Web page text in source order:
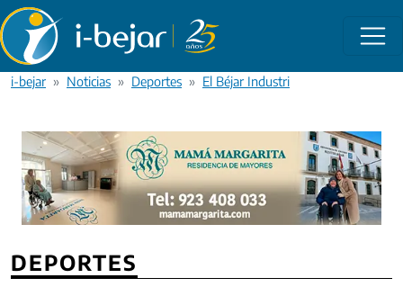
Pasar al contenido principal
i-bejar Noticias Deportes El Béjar Industrial viaja a Medina
DEPORTES